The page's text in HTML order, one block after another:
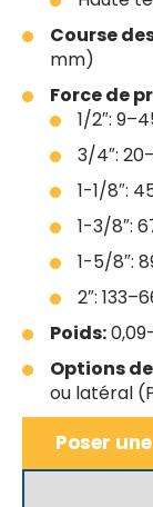
Course
mm)
Force de
1/2″:
3/4″:
1-1/8″:
1-3/8″:
1-5/8″:
2″:
Poids:
Options
ou latéral
Poser